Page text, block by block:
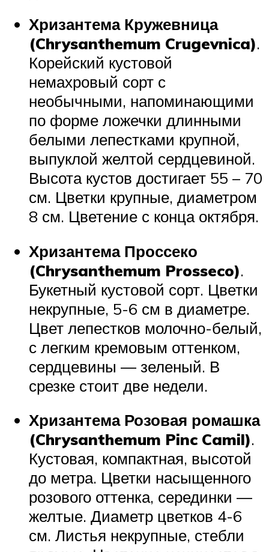
Хризантема Кружевница
(Chrysanthemum Crugevnica).
Корейский кустовой
немахровый сорт с
необычными, напоминающими
по форме ложечки длинными
белыми лепестками крупной,
выпуклой желтой сердцевиной.
Высота кустов достигает 55 – 70
см. Цветки крупные, диаметром
8 см. Цветение с конца октября.
Хризантема Проссеко
(Chrysanthemum Prosseco).
Букетный кустовой сорт. Цветки
некрупные, 5-6 см в диаметре.
Цвет лепестков молочно-белый,
с легким кремовым оттенком,
сердцевины ― зеленый. В
срезке стоит две недели.
Хризантема Розовая ромашка
(Chrysanthemum Pinc Camil).
Кустовая, компактная, высотой
до метра. Цветки насыщенного
розового оттенка, серединки ―
желтые. Диаметр цветков 4-6
см. Листья некрупные, стебли